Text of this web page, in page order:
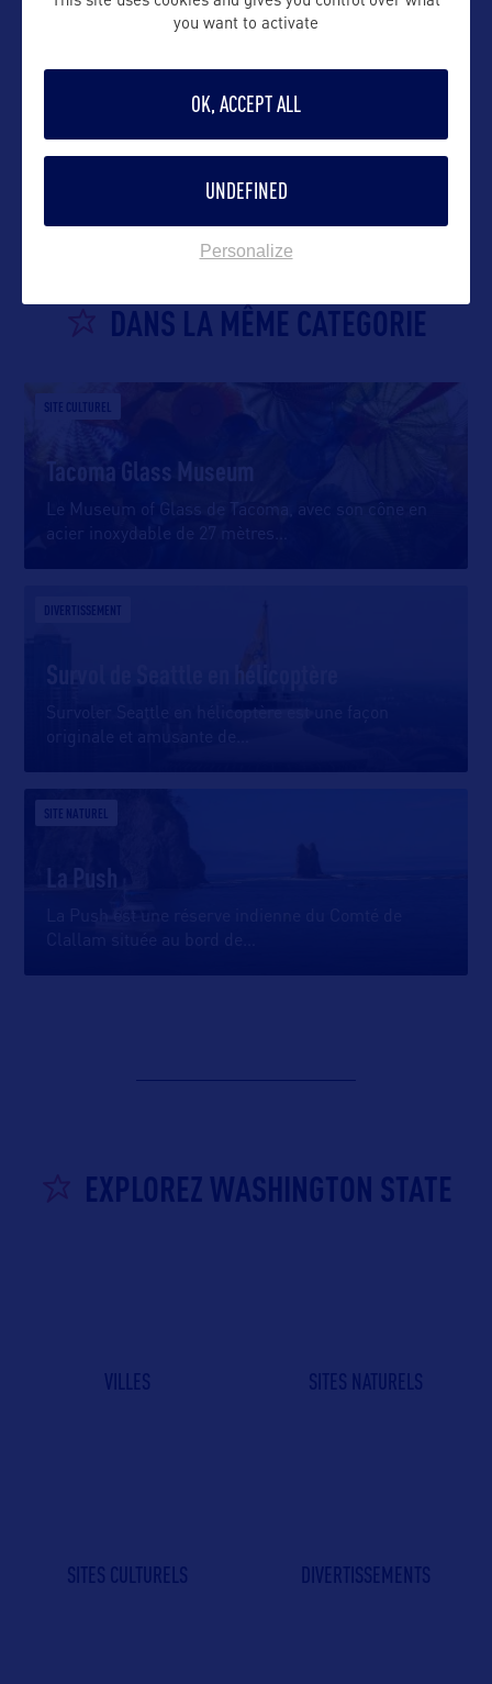
VOIR LE SITE
DANS LA MÊME CATEGORIE
SITE CULTUREL
Tacoma Glass Museum
Le Museum of Glass de Tacoma, avec son cône en
acier inoxydable de 27 mètres
DIVERTISSEMENT
Survoler Seattle en hélicoptère est une façon
originale et amusante de
SITE NATUREL
EXPLOREZ WASHINGTON STATE
VILLES SITES NATURELS
SITES CULTURELS DIVERTISSEMENTS
you want to activate
OK, ACCEPT ALL
UNDEFINED
Personalize